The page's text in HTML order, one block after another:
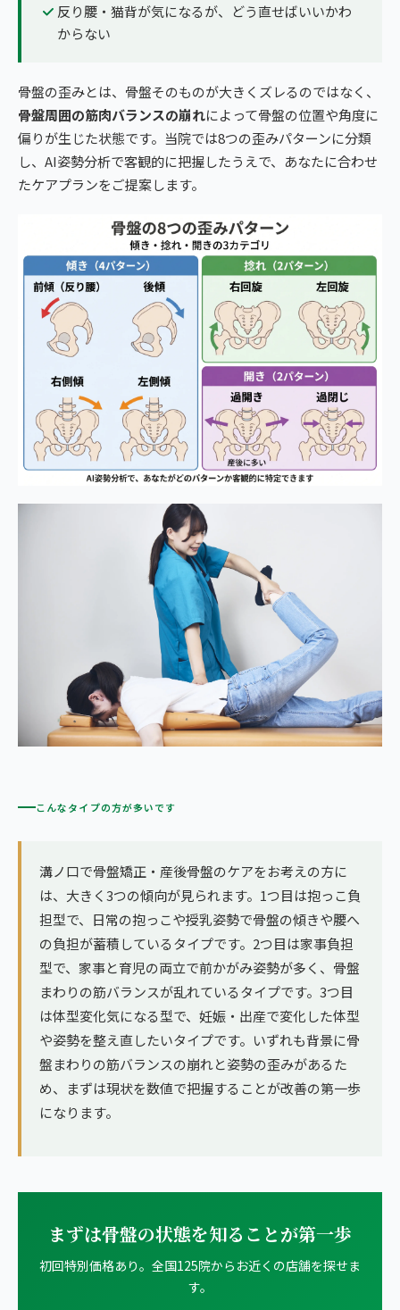
反り腰・猫背が気になるが、どう直せばいいかわ
からない
骨盤の歪みとは、骨盤そのものが大きくズレるのではなく、
骨盤周囲の筋肉バランスの崩れによって骨盤の位置や角度に
偏りが生じた状態です。当院では8つの歪みパターンに分類
し、AI姿勢分析で客観的に把握したうえで、あなたに合わせ
たケアプランをご提案します。
こんなタイプの方が多いです
溝ノ口で骨盤矯正・産後骨盤のケアをお考えの方に
は、大きく3つの傾向が見られます。1つ目は抱っこ負
担型で、日常の抱っこや授乳姿勢で骨盤の傾きや腰へ
の負担が蓄積しているタイプです。2つ目は家事負担
型で、家事と育児の両立で前かがみ姿勢が多く、骨盤
まわりの筋バランスが乱れているタイプです。3つ目
は体型変化気になる型で、妊娠・出産で変化した体型
や姿勢を整え直したいタイプです。いずれも背景に骨
盤まわりの筋バランスの崩れと姿勢の歪みがあるた
め、まずは現状を数値で把握することが改善の第一歩
になります。
まずは骨盤の状態を知ることが第一歩
初回特別価格あり。全国125院からお近くの店舗を探せま
す。